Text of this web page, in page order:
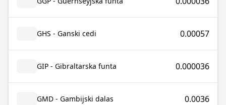
GHS - Ganski cedi 0.00057
GIP - Gibraltarska funta 0.000036
GMD - Gambijski dalas 0.0036